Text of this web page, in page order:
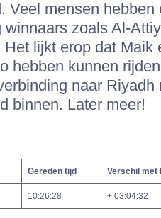
Veel mensen hebben
zoals Al-
lijkt erop dat Maik
hebben kunnen
naar Riyadh
binnen. Later meer!
Gereden tijd Verschil met
10:26:28 + 03:04:32